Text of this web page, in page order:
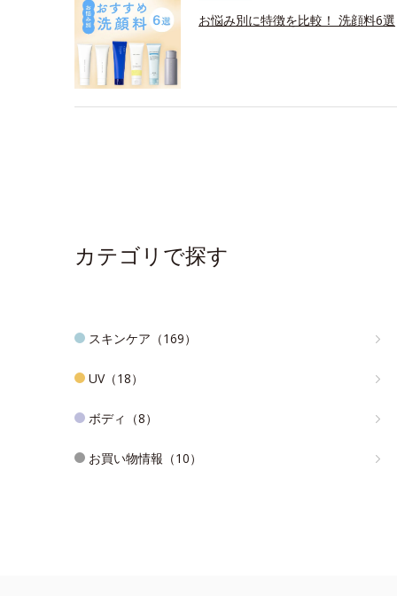
お悩み別に特徴を比較！ 洗顔料6選
カテゴリで探す
スキンケア（169）
UV（18）
ボディ（8）
お買い物情報（10）